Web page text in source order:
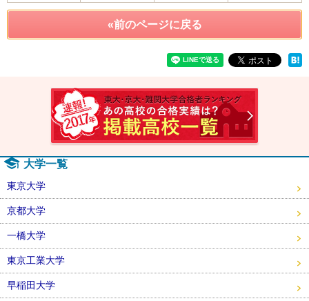
«前のページに戻る
大学一覧
東京大学
京都大学
一橋大学
東京工業大学
早稲田大学